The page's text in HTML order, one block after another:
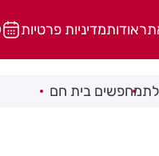
אודותמדיניות פרטיות
מחפשים בית חם